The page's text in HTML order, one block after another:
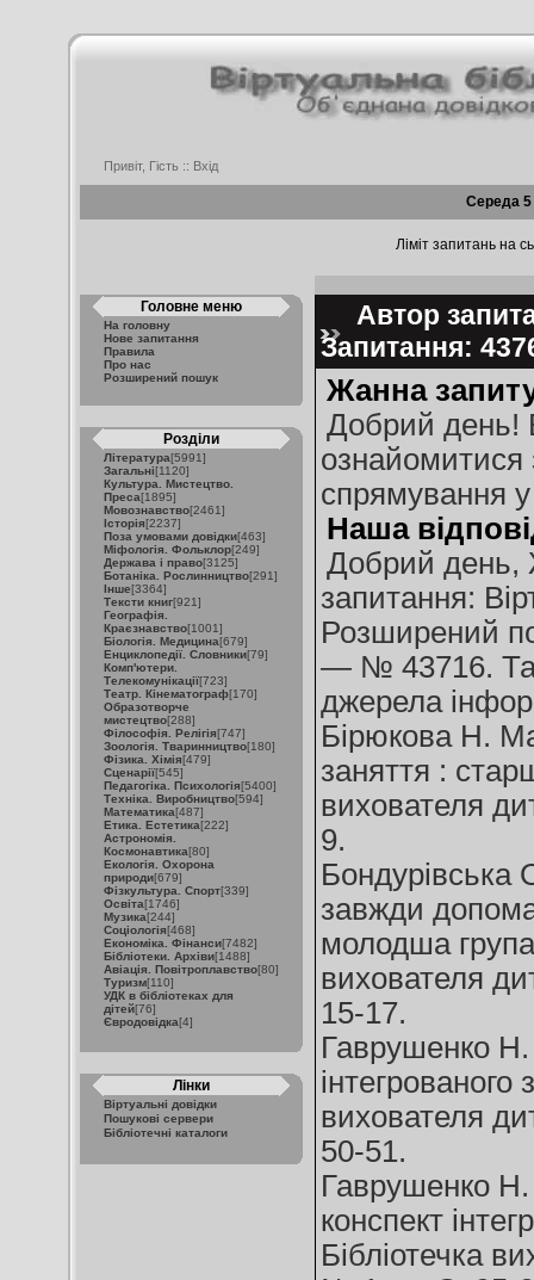
Привіт, Гість :: Вхід
Середа 5
Ліміт запитань на
Головне меню
На головну
Нове запитання
Правила
Про нас
Розширений пошук
Розділи
Література[5991]
Загальні[1120]
Культура. Мистецтво.
Преса[1895]
Мовознавство[2461]
Історія[2237]
Поза умовами довідки[463]
Міфологія. Фольклор[249]
Держава і право[3125]
Ботаніка. Рослинництво[291]
Інше[3364]
Тексти книг[921]
Географія.
Краєзнавство[1001]
Біологія. Медицина[679]
Енциклопедії. Словники[79]
Комп'ютери.
Телекомунікації[723]
Театр. Кінематограф[170]
Образотворче
мистецтво[288]
Філософія. Релігія[747]
Зоологія. Тваринництво[180]
Фізика. Хімія[479]
Сценарії[545]
Педагогіка. Психологія[5400]
Техніка. Виробництво[594]
Математика[487]
Етика. Естетика[222]
Астрономія.
Космонавтика[80]
Екологія. Охорона
природи[679]
Фізкультура. Спорт[339]
Освіта[1746]
Музика[244]
Соціологія[468]
Економіка. Фінанси[7482]
Бібліотеки. Архіви[1488]
Авіація. Повітроплавство[80]
Туризм[110]
УДК в бібліотеках для
дітей[76]
Євродовідка[4]
Лінки
Віртуальні довідки
Пошукові сервери
Бібліотечні каталоги
Автор
Запитання:
Жанна
Добрий день!
ознайомитися
спрямування
Наша
Добрий день,
запитання:
Розширений
— № 43716.
джерела
Бірюкова Н.
заняття :
вихователя
9.
завжди
молодша
вихователя
15-17.
Гаврушенко Н.
вихователя
50-51.
Гаврушенко Н.
конспект
Бібліотечка